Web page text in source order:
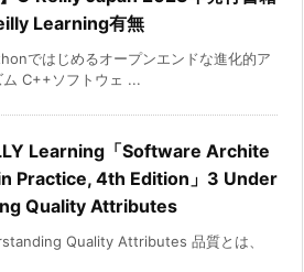
Learning有無
ではじめるオープンエンドな進化的ア
ム C++ソフトウェ ...
Learning「Software Archite
Practice, 4th Edition」3 Under
Quality Attributes
Quality Attributes 品質とは、